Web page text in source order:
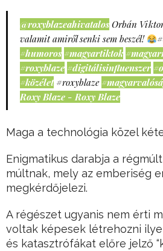
@roxyblazeahivatalos Orbán
valamit amiről senki sem beszél!
#humoros #magyartiktok
#roxyblaze #digitálisinfluenszer
#közélet #roxyblaze
Roxy Blaze - Roxy Blaze
Maga a technológia közel
Enigmatikus darabja a
múltnak, mely az emberiség
megkérdőjelezi.
A régészet ugyanis nem érti
voltak képesek létrehozni
és katasztrófákat előre jelző